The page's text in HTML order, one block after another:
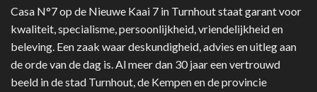
Casa N°7 op de Nieuwe Kaai 7 in Turnhout staat garant voor
kwaliteit, specialisme, persoonlijkheid, vriendelijkheid en
beleving. Een zaak waar deskundigheid, advies en uitleg aan
de orde van de dag is. Al meer dan 30 jaar een vertrouwd
beeld in de stad Turnhout, de Kempen en de provincie